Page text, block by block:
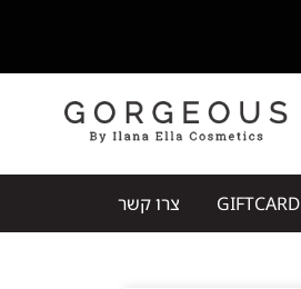
GIFTCARD צרו קשר